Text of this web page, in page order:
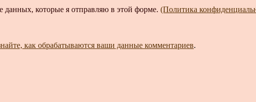
данных, которые я отправляю в этой форме. (Политика
как обрабатываются ваши данные комментариев.